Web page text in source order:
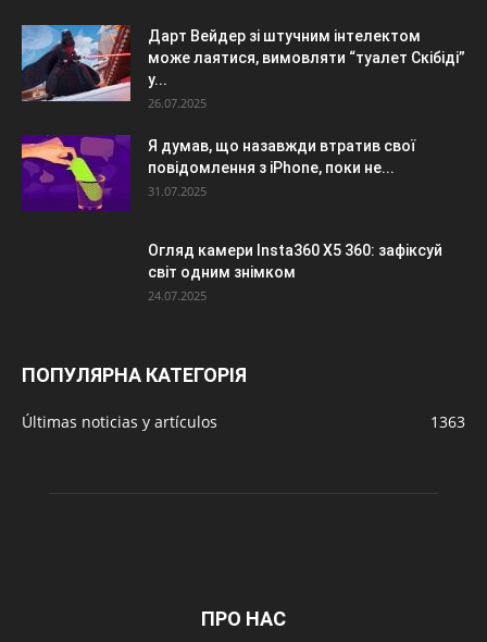
Дарт Вейдер зі штучним інтелектом
може лаятися, вимовляти “туалет Скібіді”
у...
26.07.2025
Я думав, що назавжди втратив свої
повідомлення з iPhone, поки не...
31.07.2025
Огляд камери Insta360 X5 360: зафіксуй
світ одним знімком
24.07.2025
ПОПУЛЯРНА КАТЕГОРІЯ
Últimas noticias y artículos 1363
ПРО НАС